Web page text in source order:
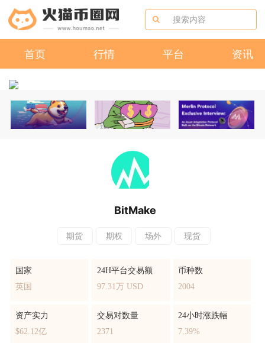
首页 行情 平台 资讯
BitMake
期货 期权 场外 现货
国家
英国
24H平台交易额
97.31万 USD
币种数
2004
资产实力
$62.12亿
交易对数量
2371
24小时涨跌幅
7.39%